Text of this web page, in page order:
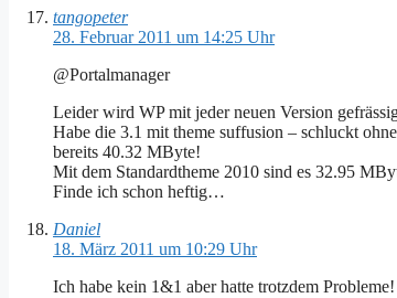
tangopeter
28. Februar 2011 um 14:25 Uhr
@Portalmanager
Leider wird WP mit jeder neuen Version
Habe die 3.1 mit theme suffusion – schluckt
bereits 40.32 MByte!
Mit dem Standardtheme 2010 sind es 32.95
Finde ich schon heftig…
Daniel
18. März 2011 um 10:29 Uhr
Ich habe kein 1&1 aber hatte trotzdem